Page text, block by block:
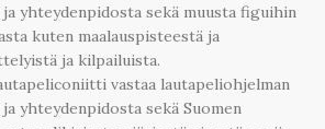
yhteydenpidosta sekä muusta figuihin
kuten maalauspisteestä ja
ja kilpailuista.
vastaa lautapeliohjelman
yhteydenpidosta sekä Suomen